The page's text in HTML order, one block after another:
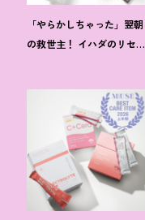
「やらかしちゃった」翌朝
の救世主 ！ イハダのリセッ